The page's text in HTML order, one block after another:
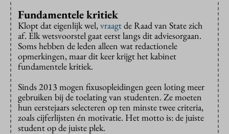
Fundamentele kritiek
Klopt dat eigenlijk wel,vraagtde Raad van State zich
af. Elk wetsvoorstel gaat eerst langs dit adviesorgaan.
Soms hebben de leden alleen wat redactionele
opmerkingen, maar dit keer krijgt het kabinet
fundamentele kritiek.
Sinds 2013 mogen fixusopleidingen geen loting meer
gebruiken bij de toelating van studenten. Ze moeten
hun eerstejaars selecteren op ten minste twee criteria,
zoals cijferlijsten én motivatie. Het motto is: de juiste
student op de juiste plek.